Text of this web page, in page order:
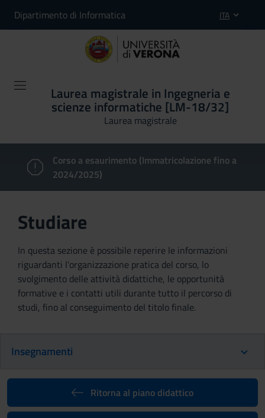
Dipartimento di Informatica ITA
Laurea magistrale in Ingegneria e
scienze informatiche [LM-18/32]
Laurea magistrale
Corso a esaurimento (Immatricolazione fino a
2024/2025)
Studiare
In questa sezione è possibile reperire le informazioni
riguardanti l'organizzazione pratica del corso, lo
svolgimento delle attività didattiche, le opportunità
formative e i contatti utili durante tutto il percorso di
studi, fino al conseguimento del titolo finale.
Insegnamenti
Ritorna al piano didattico